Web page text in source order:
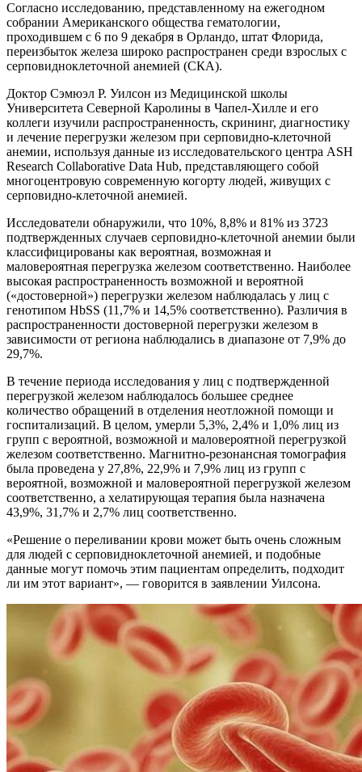
Согласно исследованию, представленному на ежегодном
собрании Американского общества гематологии,
проходившем с 6 по 9 декабря в Орландо, штат Флорида,
переизбыток железа широко распространен среди взрослых с
серповидноклеточной анемией (СКА).
Доктор Сэмюэл Р. Уилсон из Медицинской школы
Университета Северной Каролины в Чапел-Хилле и его
коллеги изучили распространенность, скрининг, диагностику
и лечение перегрузки железом при серповидно-клеточной
анемии, используя данные из исследовательского центра ASH
Research Collaborative Data Hub, представляющего собой
многоцентровую современную когорту людей, живущих с
серповидно-клеточной анемией.
Исследователи обнаружили, что 10%, 8,8% и 81% из 3723
подтвержденных случаев серповидно-клеточной анемии были
классифицированы как вероятная, возможная и
маловероятная перегрузка железом соответственно. Наиболее
высокая распространенность возможной и вероятной
(«достоверной») перегрузки железом наблюдалась у лиц с
генотипом HbSS (11,7% и 14,5% соответственно). Различия в
распространенности достоверной перегрузки железом в
зависимости от региона наблюдались в диапазоне от 7,9% до
29,7%.
В течение периода исследования у лиц с подтвержденной
перегрузкой железом наблюдалось большее среднее
количество обращений в отделения неотложной помощи и
госпитализаций. В целом, умерли 5,3%, 2,4% и 1,0% лиц из
групп с вероятной, возможной и маловероятной перегрузкой
железом соответственно. Магнитно-резонансная томография
была проведена у 27,8%, 22,9% и 7,9% лиц из групп с
вероятной, возможной и маловероятной перегрузкой железом
соответственно, а хелатирующая терапия была назначена
43,9%, 31,7% и 2,7% лиц соответственно.
«Решение о переливании крови может быть очень сложным
для людей с серповидноклеточной анемией, и подобные
данные могут помочь этим пациентам определить, подходит
ли им этот вариант», — говорится в заявлении Уилсона.